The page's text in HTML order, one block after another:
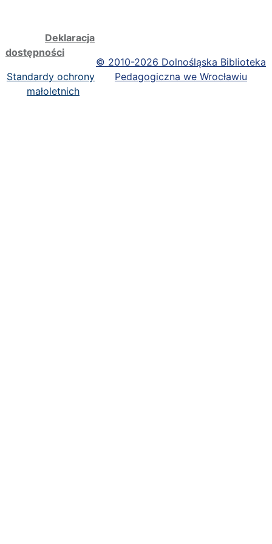
Deklaracja
dostępności
Standardy ochrony
małoletnich
© 2010-2026 Dolnośląska Biblioteka
Pedagogiczna we Wrocławiu